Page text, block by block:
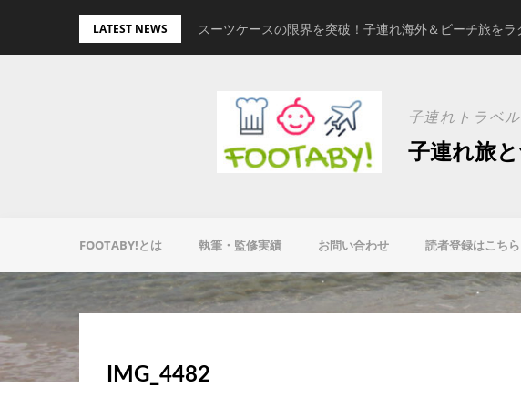
LATEST NEWS
ャリーオンバッグ スーツケースの限界を突破！子連れ海外＆ビーチ旅を
子連れトラベ
子連れ旅
FOOTABY!とは 執筆・監修実績 お問い合わせ 読者登録はこちら
IMG_4482